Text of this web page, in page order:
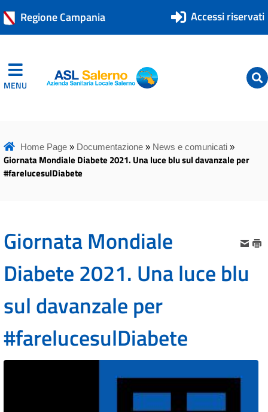
Regione Campania Accessi riservati
MENU ASL Salerno
ASL Salerno
Home Page» Documentazione» News e comunicati»
Giornata Mondiale Diabete 2021. Una luce blu sul davanzale per
#farelucesulDiabete
Giornata Mondiale
Diabete 2021. Una luce blu
sul davanzale per
#farelucesulDiabete